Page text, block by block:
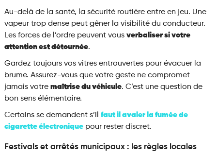
Au-delà de la santé, la sécurité routière entre en jeu. Une
vapeur trop dense peut gêner la visibilité du conducteur.
Les forces de l’ordre peuvent vous verbaliser si votre
attention est détournée.
Gardez toujours vos vitres entrouvertes pour évacuer la
brume. Assurez-vous que votre geste ne compromet
jamais votre maîtrise du véhicule. C’est une question de
bon sens élémentaire.
Certains se demandent s’il faut il avaler la fumée de
cigarette électroniquepour rester discret.
Festivals et arrêtés municipaux : les règles locales